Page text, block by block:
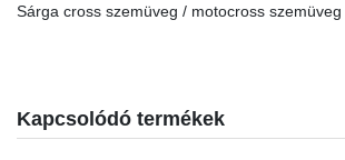
Sárga cross szemüveg / motocross
Kapcsolódó termékek